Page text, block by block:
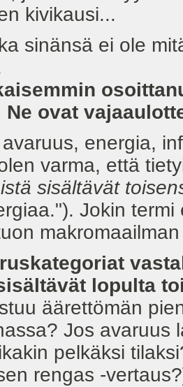
kivikausi...
sinänsä ei ole
Ne ovat
energia,
varma, että
sisältävät
Jokin
lopulta
äärettömän
Jos avaruus
pelkäksi
rengas -